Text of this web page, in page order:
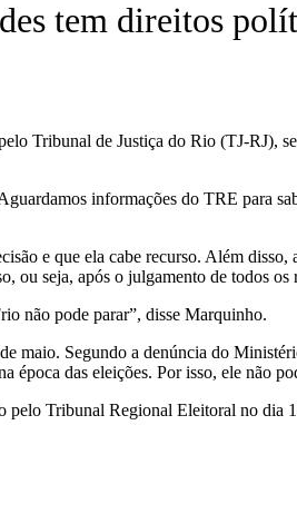
tem direitos
Tribunal de Justiça do Rio (TJ-RJ),
informações do TRE para
e que ela cabe recurso. Além
ou seja, após o julgamento de todos os
não pode parar”, disse Marquinho.
maio. Segundo a denúncia do
das eleições. Por isso, ele não
pelo Tribunal Regional Eleitoral no dia